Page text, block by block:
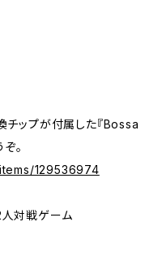
チップが付属した『Bossa
。
129536974
人対戦ゲーム